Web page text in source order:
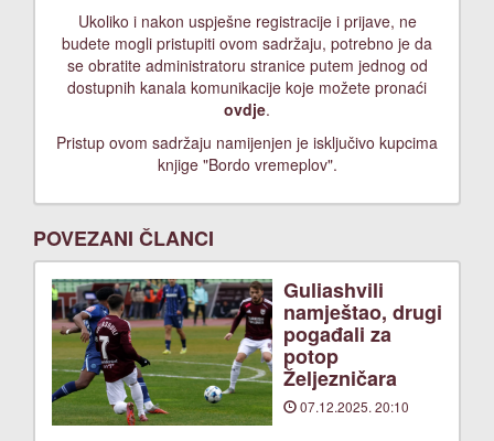
Ukoliko i nakon uspješne registracije i prijave, ne
budete mogli pristupiti ovom sadržaju, potrebno je da
se obratite administratoru stranice putem jednog od
dostupnih kanala komunikacije koje možete pronaći
ovdje.
Pristup ovom sadržaju namijenjen je isključivo kupcima
knjige "Bordo vremeplov".
POVEZANI ČLANCI
Guliashvili
namještao, drugi
pogađali za
potop
Željezničara
07.12.2025. 20:10